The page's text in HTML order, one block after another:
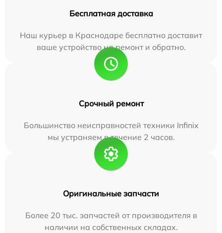
Бесплатная доставка
Наш курьер в Краснодаре бесплатно доставит
ваше устройство на ремонт и обратно.
Срочный ремонт
Большинство неисправностей техники Infinix
мы устраняем в течение 2 часов.
Оригинальные запчасти
Более 20 тыс. запчастей от производителя в
наличии на собственных складах.